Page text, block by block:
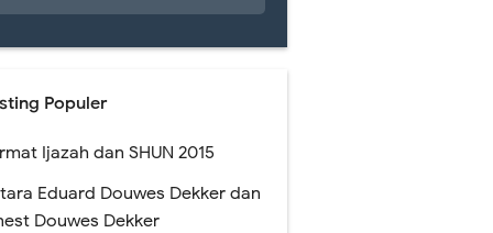
Populer
Ijazah dan SHUN 2015
Eduard Douwes Dekker dan
Douwes Dekker